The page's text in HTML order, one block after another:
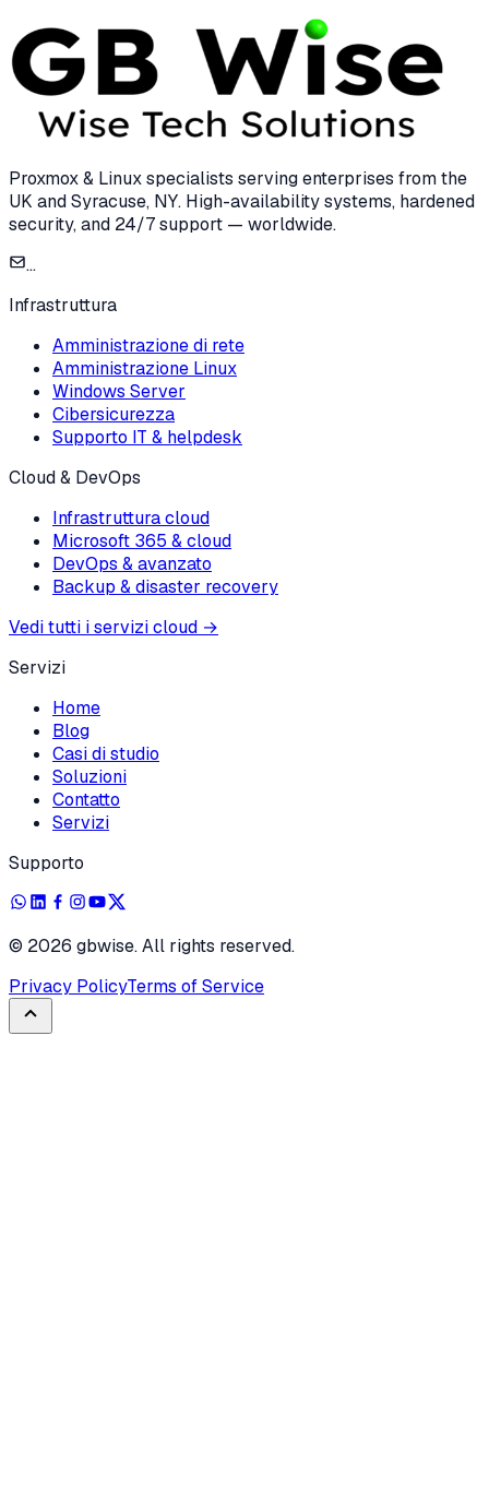
Proxmox & Linux specialists serving enterprises from the
UK and Syracuse, NY. High-availability systems, hardened
security, and 24/7 support — worldwide.
...
Infrastruttura
Amministrazione di rete
Amministrazione Linux
Windows Server
Cibersicurezza
Supporto IT & helpdesk
Cloud & DevOps
Infrastruttura cloud
Microsoft 365 & cloud
DevOps & avanzato
Backup & disaster recovery
Vedi tutti i servizi cloud →
Servizi
Home
Blog
Casi di studio
Soluzioni
Contatto
Servizi
Supporto
© 2026 gbwise. All rights reserved.
Privacy PolicyTerms of Service